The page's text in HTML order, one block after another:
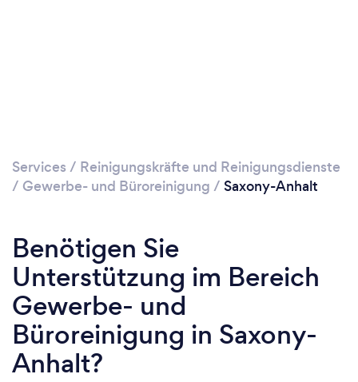
Services / Reinigungskräfte und Reinigungsdienste
/ Gewerbe- und Büroreinigung / Saxony-Anhalt
Benötigen Sie
Unterstützung im Bereich
Gewerbe- und
Büroreinigung in Saxony-
Anhalt?